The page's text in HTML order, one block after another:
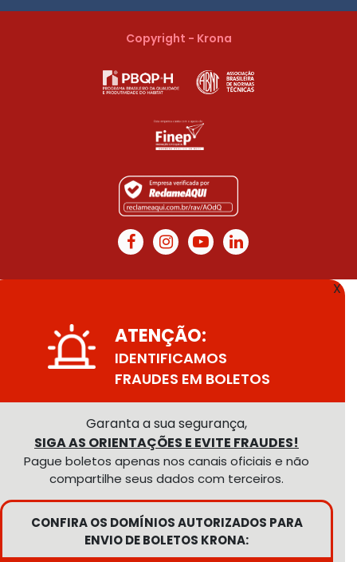
Copyright - Krona
X
ATENÇÃO:
IDENTIFICAMOS
FRAUDES EM BOLETOS
Garanta a sua segurança,
SIGA AS ORIENTAÇÕES E EVITE FRAUDES!
Pague boletos apenas nos canais oficiais e não
compartilhe seus dados com terceiros.
CONFIRA OS DOMÍNIOS AUTORIZADOS PARA
ENVIO DE BOLETOS KRONA: